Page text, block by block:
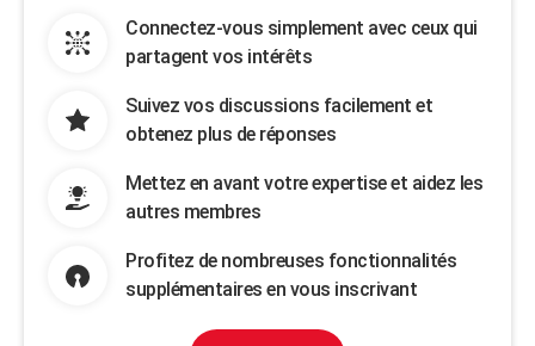
Connectez-vous simplement avec ceux qui
partagent vos intérêts
Suivez vos discussions facilement et
obtenez plus de réponses
Mettez en avant votre expertise et aidez les
autres membres
Profitez de nombreuses fonctionnalités
supplémentaires en vous inscrivant